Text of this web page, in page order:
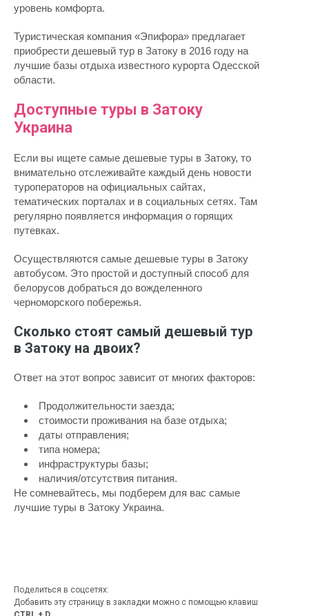
уровень комфорта.
Туристическая компания «Эпифора» предлагает
приобрести дешевый тур в Затоку в 2016 году на
лучшие базы отдыха известного курорта Одесской
области.
Доступные туры в Затоку
Украина
Если вы ищете самые дешевые туры в Затоку, то
внимательно отслеживайте каждый день новости
туроператоров на официальных сайтах,
тематических порталах и в социальных сетях. Там
регулярно появляется информация о горящих
путевках.
Осуществляются самые дешевые туры в Затоку
автобусом. Это простой и доступный способ для
белорусов добраться до вожделенного
черноморского побережья.
Сколько стоят самый дешевый тур
в Затоку на двоих?
Ответ на этот вопрос зависит от многих факторов:
Продолжительности заезда;
стоимости проживания на базе отдыха;
даты отправления;
типа номера;
инфраструктуры базы;
наличия/отсутствия питания.
Не сомневайтесь, мы подберем для вас самые
лучшие туры в Затоку Украина.
Поделиться в соцсетях:
Добавить эту страницу в закладки можно с помощью клавиш